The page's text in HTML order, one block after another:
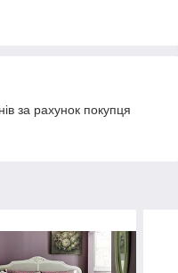
за рахунок покупця